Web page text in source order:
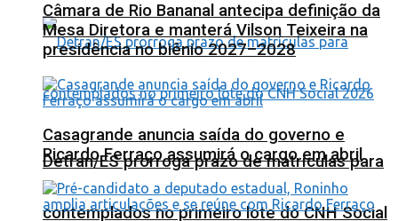
Detran/ES prorroga prazo de matrículas para
contemplados no primeiro lote do CNH Social
Câmara de Rio Bananal antecipa definição da
Mesa Diretora e manterá Vilson Teixeira na
presidência no biênio 2027–2028
Casagrande anuncia saída do governo e
Ricardo Ferraço assumirá o cargo em abril